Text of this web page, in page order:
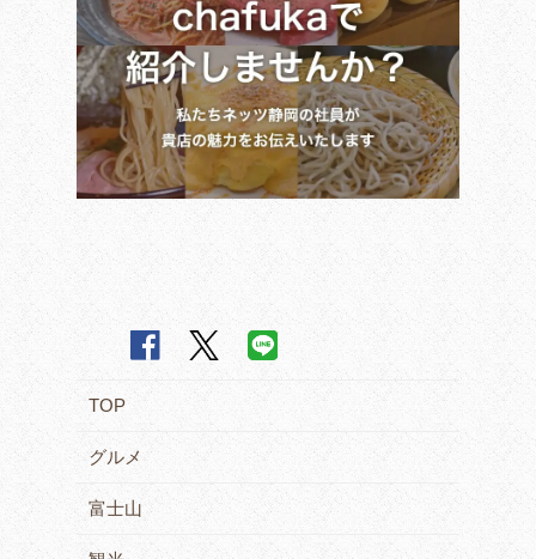
TOP
グルメ
富士山